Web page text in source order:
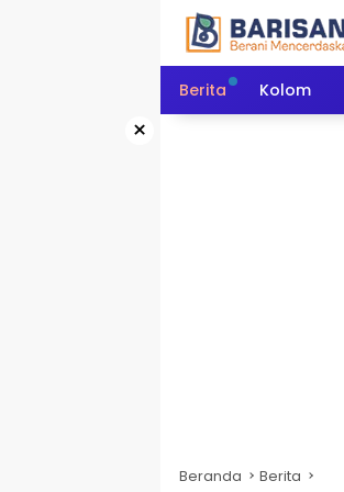
Berita Kolom
×
Beranda Berita